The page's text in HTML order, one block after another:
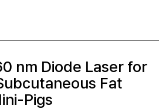
nm Diode Laser for
Fat
Pigs